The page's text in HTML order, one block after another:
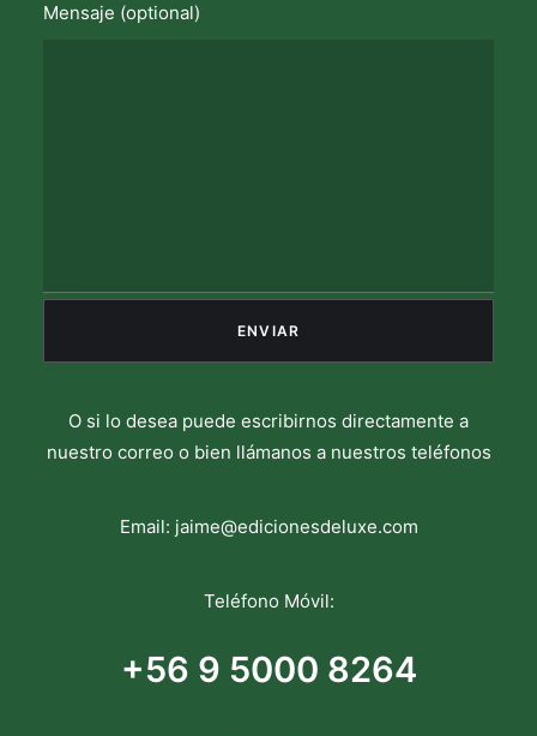
Mensaje (optional)
O si lo desea puede escribirnos directamente a
nuestro correo o bien llámanos a nuestros teléfonos
Email: jaime@edicionesdeluxe.com
Teléfono Móvil:
+56 9 5000 8264